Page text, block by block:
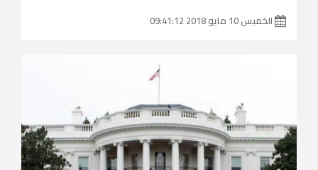
الخميس 10 مايو 2018 09:41:12